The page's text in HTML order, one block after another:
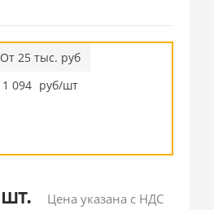
От 25 тыс. руб
1 094 руб/шт
шт. Цена указана с НДС